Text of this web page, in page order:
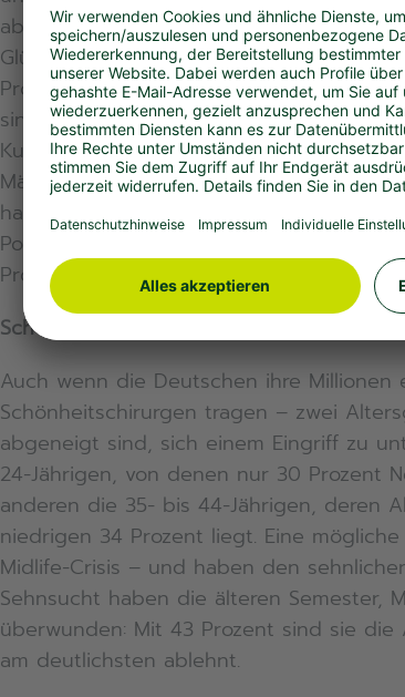
aber jetzt gedacht hätte, dass sich die
Glückstreffer auf Designer-Kleidung
Prozent würden die Edelboutique links
sind es nur etwas mehr als 7 Prozent.
Kunstwerke zu investieren, sind Frauen
Männer (12 Prozent). Wenn es jedoch
haben Frauen weniger Bedenken: Nur 9
Portemonnaie geschlossen halten, bei
Prozent, die aufstrebende
Schönheits-OPs – eine Frage des Alters
Auch wenn die Deutschen ihre Millionen
Schönheitschirurgen tragen – zwei
abgeneigt sind, sich einem Eingriff zu
24-Jährigen, von denen nur 30 Prozent
anderen die 35- bis 44-Jährigen, deren
niedrigen 34 Prozent liegt. Eine
Midlife-Crisis – und haben den
Sehnsucht haben die älteren Semester,
überwunden: Mit 43 Prozent sind sie
am deutlichsten ablehnt.